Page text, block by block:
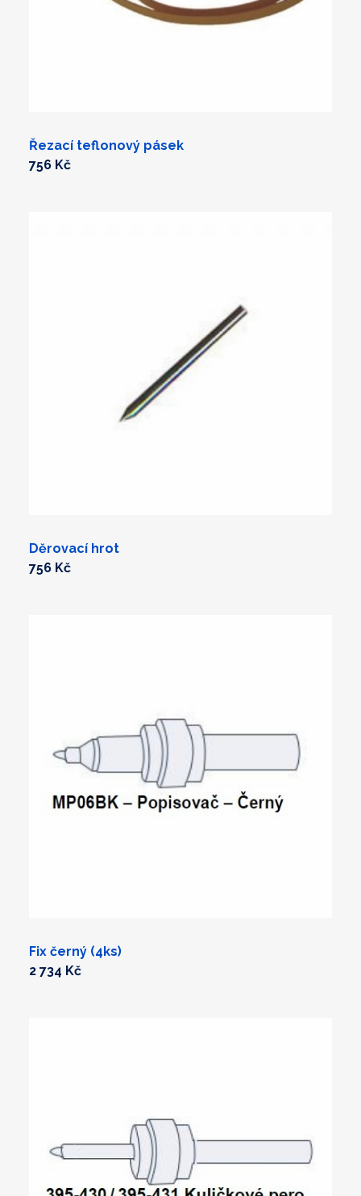
Řezací teflonový pásek
756 Kč
Děrovací hrot
756 Kč
Fix černý (4ks)
2 734 Kč